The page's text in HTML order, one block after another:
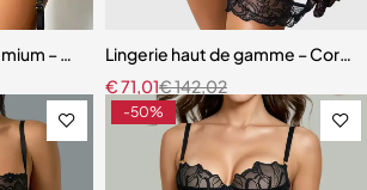
– Dentelle fine, maille légère et effet
Lingerie haut de gamme –
€142,02
€71,01
-50%